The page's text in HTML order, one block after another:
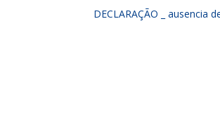
DECLARAÇÃO _ ausencia